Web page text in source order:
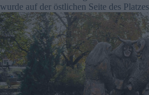
wurde auf der östlichen Seite des